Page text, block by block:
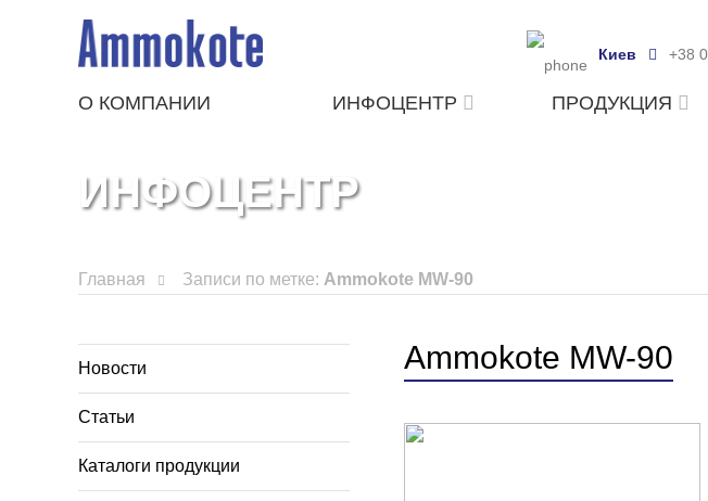
Киев +38
О КОМПАНИИ ИНФОЦЕНТР ПРОДУКЦИЯ
ИНФОЦЕНТР
Главная Записи по метке: Ammokote MW-90
Новости
Статьи
Каталоги продукции
Ammokote MW-90